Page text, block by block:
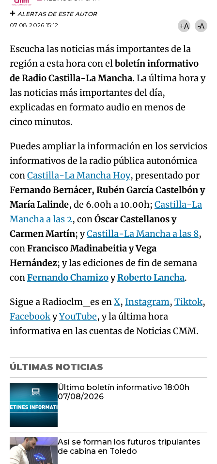
ALERTAS DE ESTE AUTOR
07.08.2026 15:12
+A -A
Escucha las noticias más importantes de la
región a esta hora con elboletín informativo
de Radio Castilla-La Mancha. La última hora y
las noticias más importantes del día,
explicadas en formato audio en menos de
cinco minutos.
Puedes ampliar la información en los servicios
informativos de la radio pública autonómica
conCastilla-La Mancha Hoy, presentado por
Fernando Bernácer, Rubén García Castelbón y
María Lalinde, de 6.00h a 10.00h; Castilla-La
Mancha a las 2, conÓscar Castellanos y
Carmen Martín; yCastilla-La Mancha a las 8,
conFrancisco Madinabeitia y Vega
Hernández; y las ediciones de fin de semana
conFernando ChamizoyRoberto Lancha.
Sigue a Radioclm_es enX, Instagram, Tiktok,
FacebookyYouTube, y la última hora
informativa en las cuentas de Noticias CMM.
ÚLTIMAS NOTICIAS
Último boletín informativo 18:00h
07/08/2026
Así se forman los futuros tripulantes
de cabina en Toledo